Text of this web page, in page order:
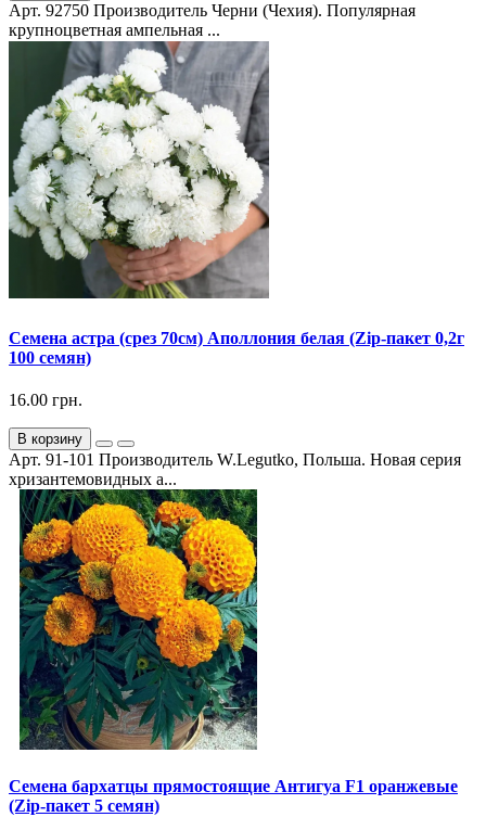
Арт. 92750 Производитель Черни (Чехия). Популярная
крупноцветная ампельная ...
Семена астра (срез 70см) Аполлония белая (Zip-пакет 0,2г
100 семян)
16.00 грн.
В корзину
Арт. 91-101 Производитель W.Legutko, Польша. Новая серия
хризантемовидных а...
Семена бархатцы прямостоящие Антигуа F1 оранжевые
(Zip-пакет 5 семян)